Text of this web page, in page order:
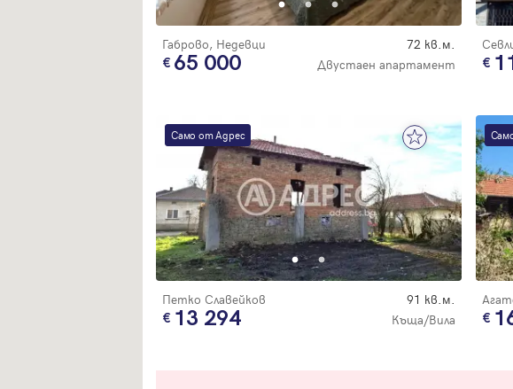
Габрово, Недевци 72 кв.м.
65 000 Двустаен апартамент
Само от Адрес
Петко Славейков 91 кв.м.
13 294 Къща/Вила